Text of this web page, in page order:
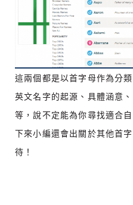
這兩個都是以首字母作為分
英文名字的起源、具體涵意
等，說不定能為你尋找適合
下來小編還會出關於其他首
待！